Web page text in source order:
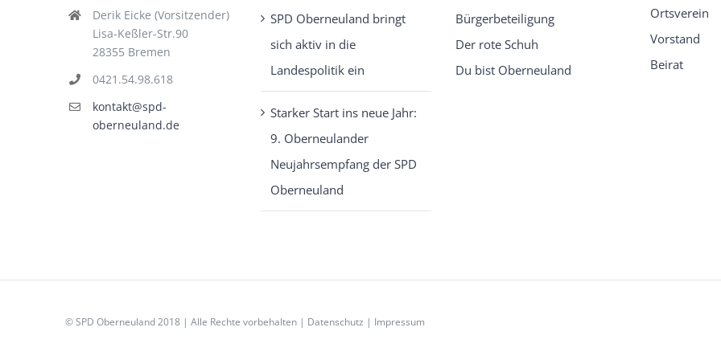
Derik Eicke (Vorsitzender)
Lisa-Keßler-Str.90
28355 Bremen
0421.54.98.618
kontakt@spd-
oberneuland.de
SPD Oberneuland bringt
sich aktiv in die
Landespolitik ein
Starker Start ins neue Jahr:
9. Oberneulander
Neujahrsempfang der SPD
Oberneuland
Bürgerbeteiligung
Der rote Schuh
Du bist Oberneuland
Ortsverein
Vorstand
Beirat
© SPD Oberneuland 2018 | Alle Rechte vorbehalten | Datenschutz | Impressum